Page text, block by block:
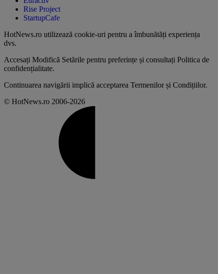
Rise Project
StartupCafe
HotNews.ro utilizează cookie-uri pentru a îmbunătăți experiența
dvs.
Accesați Modifică Setările pentru preferințe și consultați Politica de
confidențialitate.
Continuarea navigării implică acceptarea Termenilor și Condițiilor.
© HotNews.ro 2006-2026